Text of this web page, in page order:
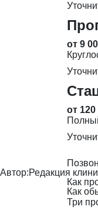
от 9
от 120
Автор:Редакция
Как
Как
Три